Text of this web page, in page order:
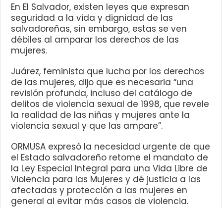
En El Salvador, existen leyes que expresan
seguridad a la vida y dignidad de las
salvadoreñas, sin embargo, estas se ven
débiles al amparar los derechos de las
mujeres.
Juárez, feminista que lucha por los derechos
de las mujeres, dijo que es necesaria “una
revisión profunda, incluso del catálogo de
delitos de violencia sexual de 1998, que revele
la realidad de las niñas y mujeres ante la
violencia sexual y que las ampare”.
ORMUSA expresó la necesidad urgente de que
el Estado salvadoreño retome el mandato de
la Ley Especial Integral para una Vida Libre de
Violencia para las Mujeres y dé justicia a las
afectadas y protección a las mujeres en
general al evitar más casos de violencia.